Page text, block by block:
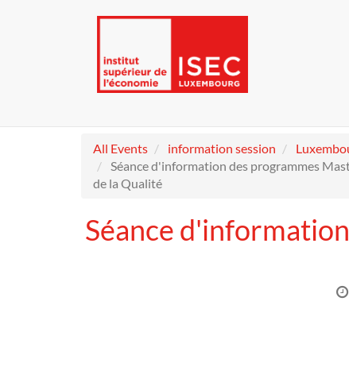
All Events information session
Séance d'information des programmes
de la Qualité
Séance